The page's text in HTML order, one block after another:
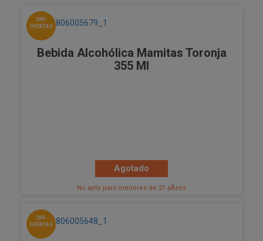
269-
OFERTAS
Bebida Alcohólica Mamitas Toronja
355 Ml
Agotado
No apto para menores de 21 aÃ±os
269-
OFERTAS